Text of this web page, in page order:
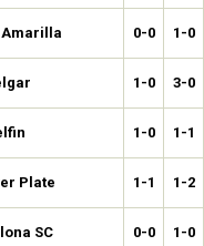
0-0 1-0
1-0 3-0
1-0 1-1
Plate 1-1 1-2
SC 0-0 1-0